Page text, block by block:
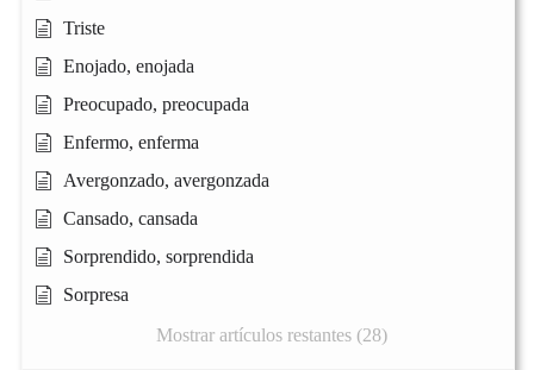
Triste
Enojado, enojada
Preocupado, preocupada
Enfermo, enferma
Avergonzado, avergonzada
Cansado, cansada
Sorprendido, sorprendida
Sorpresa
Mostrar artículos restantes (28)